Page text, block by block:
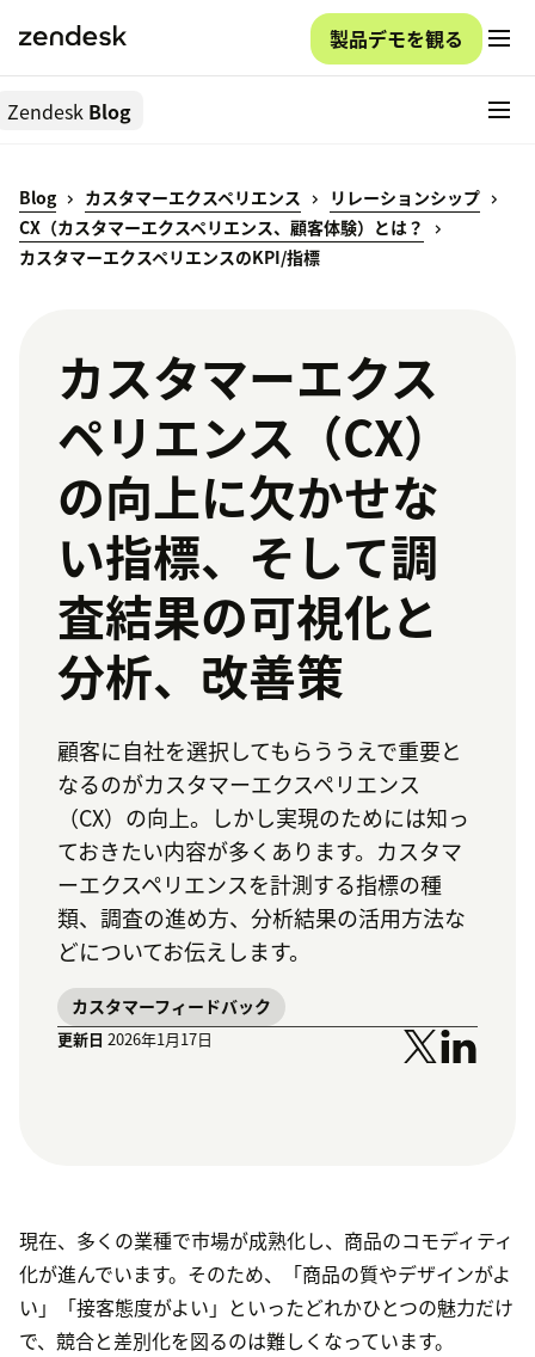
製品デモを観る
Zendesk Blog
Blog カスタマーエクスペリエンス
リレーションシップ
CX（カスタマーエクスペリエンス、顧客体験）とは？
カスタマーエクスペリエンスのKPI/指標
カスタマーエクス
ペリエンス（CX）
の向上に欠かせな
い指標、そして調
査結果の可視化と
分析、改善策
顧客に自社を選択してもらううえで重要と
なるのがカスタマーエクスペリエンス
（CX）の向上。しかし実現のためには知っ
ておきたい内容が多くあります。カスタマ
ーエクスペリエンスを計測する指標の種
類、調査の進め方、分析結果の活用方法な
どについてお伝えします。
カスタマーフィードバック
更新日 2026年1月17日
現在、多くの業種で市場が成熟化し、商品のコモディティ
化が進んでいます。そのため、「商品の質やデザインがよ
い」「接客態度がよい」といったどれかひとつの魅力だけ
で、競合と差別化を図るのは難しくなっています。